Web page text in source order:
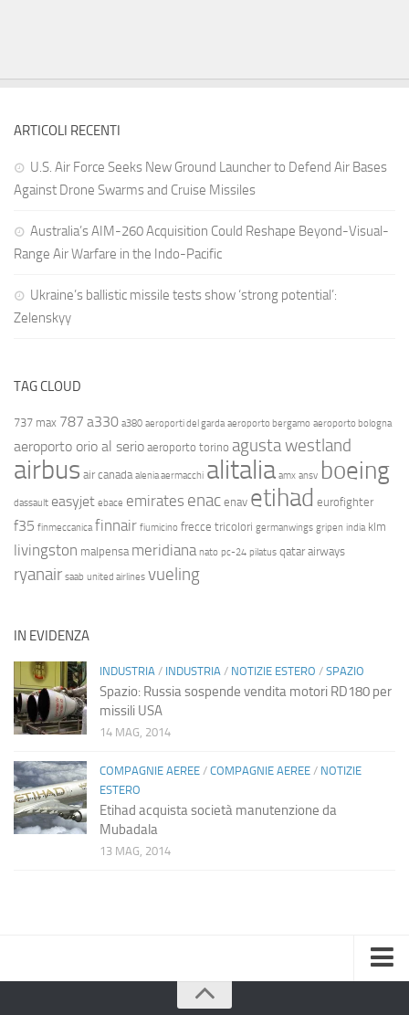
ARTICOLI RECENTI
U.S. Air Force Seeks New Ground Launcher to Defend Air Bases
Against Drone Swarms and Cruise Missiles
Australia’s AIM-260 Acquisition Could Reshape Beyond-Visual-
Range Air Warfare in the Indo-Pacific
Ukraine’s ballistic missile tests show ‘strong potential’:
Zelenskyy
TAG CLOUD
737 max 787 a330 a380 aeroporti del garda aeroporto bergamo aeroporto bologna
aeroporto orio al serio aeroporto torino agusta westland
airbus air canada alenia aermacchi alitalia amx ansv boeing
dassault easyjet ebace emirates enac enav etihad eurofighter
f35 finmeccanica finnair fiumicino frecce tricolori germanwings gripen india klm
livingston malpensa meridiana nato pc-24 pilatus qatar airways
ryanair saab united airlines vueling
IN EVIDENZA
INDUSTRIA / INDUSTRIA / NOTIZIE ESTERO / SPAZIO
Spazio: Russia sospende vendita motori RD180 per
missili USA
14 MAG, 2014
COMPAGNIE AEREE / COMPAGNIE AEREE / NOTIZIE
ESTERO
Etihad acquista società manutenzione da
Mubadala
13 MAG, 2014